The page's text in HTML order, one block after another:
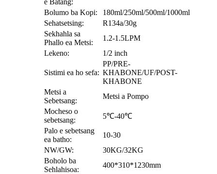
Bolumo ba Kopi:
180ml/250ml/500ml/1000ml
Sehatsetsing:
R134a/30g
Sekhahla sa
Phallo ea Metsi:
1.2-1.5LPM
Lekeno:
1/2 inch
Sistimi ea ho sefa:
PP/PRE-
KHABONE/UF/POST-
KHABONE
Metsi a
Sebetsang:
Metsi a Pompo
Mocheso o
sebetsang:
5℃-40℃
Palo e sebetsang
ea batho:
10-30
NW/GW:
30KG/32KG
Boholo ba
Sehlahisoa:
400*310*1230mm